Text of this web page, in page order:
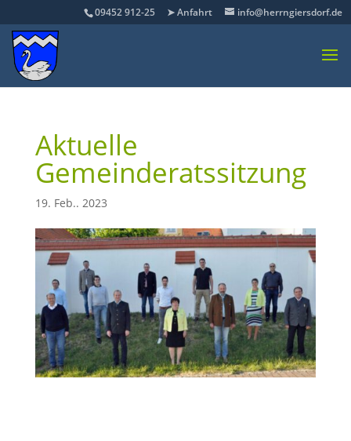
09452 912-25 ➤ Anfahrt info@herrngiersdorf.de
Aktuelle
Gemeinderatssitzung
19. Feb.. 2023